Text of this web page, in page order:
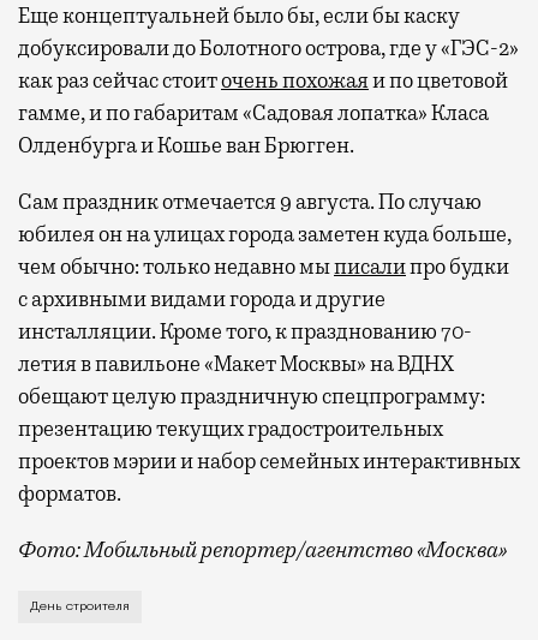
Современный путешественник часто берет
с собой не только чемодан, но и ноутбук.
А ожидание рейса все чаще превращается
спокойно закончить дела или спланировать
активности в путешествии, например
забронировать нужные билеты и рестораны.
Бизнес-зал становится местом, где можно
провести переговоры, поработать или просто
выпить кофе, наблюдая сквозь панорамные
окна за тем, как взлетают и садятся
самолеты. В Москве нет недостатка
несколько — в разных зонах воздушных
Лаунжи доступны на Ленинградском,
Еще концептуальней было бы, если бы каску
добуксировали до Болотного острова, где у «ГЭС-2»
как раз сейчас стоиточень похожаяи по цветовой
гамме, и по габаритам «Садовая лопатка» Класа
Олденбурга и Кошье ван Брюгген.
Сам праздник отмечается 9 августа. По случаю
юбилея он на улицах города заметен куда больше,
чем обычно: только недавно мыписалипро будки
с архивными видами города и другие
инсталляции. Кроме того, к празднованию 70-
летия в павильоне «Макет Москвы» на ВДНХ
обещают целую праздничную спецпрограмму:
презентацию текущих градостроительных
проектов мэрии и набор семейных интерактивных
форматов.
Фото: Мобильный репортер/агентство «Москва»
Это каска в фирменных цветах департамента
День строителя